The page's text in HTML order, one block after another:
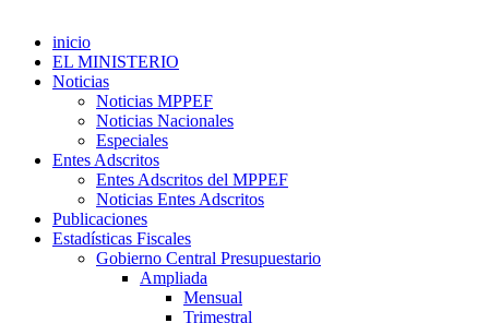
inicio
EL MINISTERIO
Noticias
Noticias MPPEF
Noticias Nacionales
Especiales
Entes Adscritos
Entes Adscritos del MPPEF
Noticias Entes Adscritos
Publicaciones
Estadísticas Fiscales
Gobierno Central Presupuestario
Ampliada
Mensual
Trimestral